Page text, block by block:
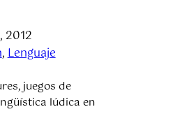
2012
, Lenguaje
juegos de
lúdica en